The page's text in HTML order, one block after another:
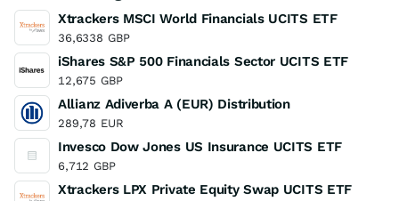
Xtrackers MSCI World Financials UCITS ETF
36,6338 GBP
iShares S&P 500 Financials Sector UCITS ETF
12,675 GBP
Allianz Adiverba A (EUR) Distribution
289,78 EUR
Invesco Dow Jones US Insurance UCITS ETF
6,712 GBP
Xtrackers LPX Private Equity Swap UCITS ETF